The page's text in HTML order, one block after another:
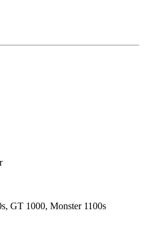
GT 1000, Monster 1100s